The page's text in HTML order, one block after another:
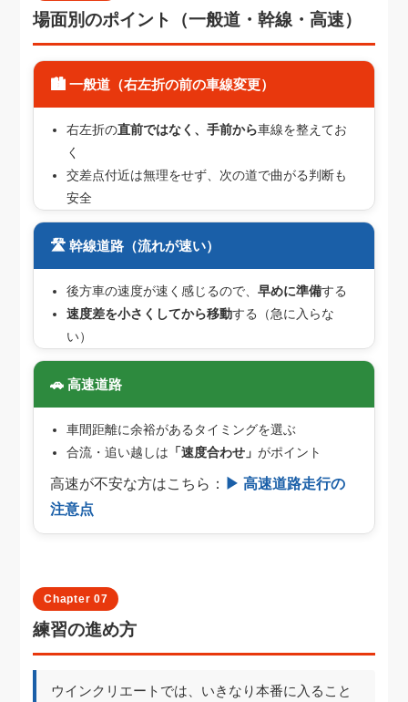
場面別のポイント（一般道・幹線・高速）
🏙️ 一般道（右左折の前の車線変更）
右左折の直前ではなく、手前から車線を整えてお
く
交差点付近は無理をせず、次の道で曲がる判断も
安全
🛣️ 幹線道路（流れが速い）
後方車の速度が速く感じるので、早めに準備する
速度差を小さくしてから移動する（急に入らな
い）
🚗 高速道路
車間距離に余裕があるタイミングを選ぶ
合流・追い越しは 「速度合わせ」がポイント
高速が不安な方はこちら：
▶ 高速道路走行の
注意点
Chapter 07
練習の進め方
ウインクリエートでは、いきなり本番に入ること